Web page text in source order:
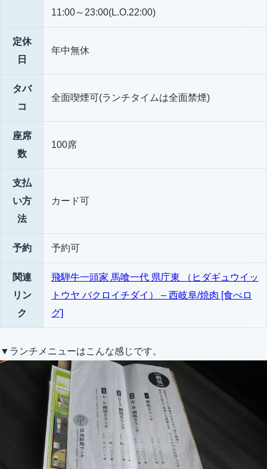
11:00～23:00(L.O.22:00)
定休
日
年中無休
タバ
コ
全面喫煙可(ランチタイムは全面禁煙)
座席
数
100席
支払
い方
法
カード可
予約 予約可
関連
リン
ク
飛騨牛一頭家 馬喰一代 県庁東 （ヒダギュウイッ
トウヤ バクロイチダイ） – 西岐阜/焼肉 [食べロ
グ]
▼ランチメニューはこんな感じです。